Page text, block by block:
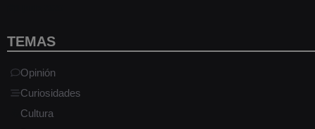
TEMAS
Opinión
Curiosidades
Cultura